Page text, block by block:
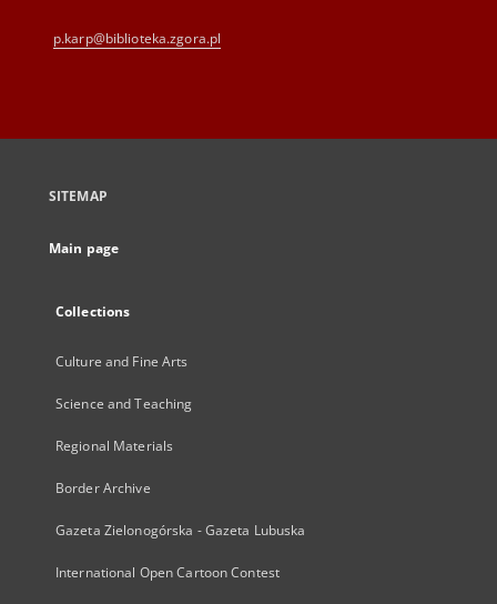
p.karp@biblioteka.zgora.pl
SITEMAP
Main page
Collections
Culture and Fine Arts
Science and Teaching
Regional Materials
Border Archive
Gazeta Zielonogórska - Gazeta Lubuska
International Open Cartoon Contest